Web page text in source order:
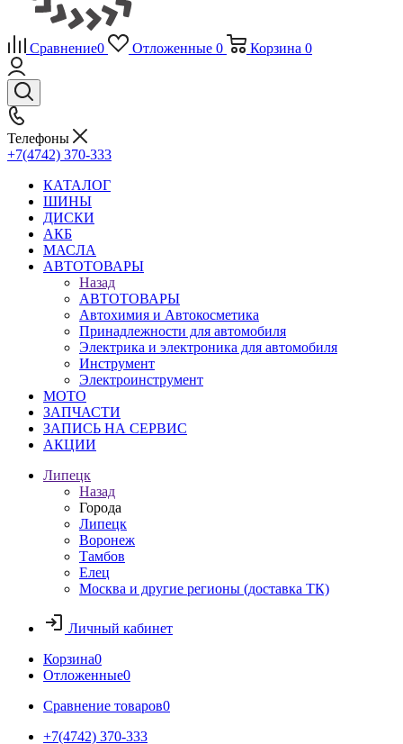
Сравнение0 Отложенные 0 Корзина 0
Телефоны
+7(4742) 370-333
КАТАЛОГ
ШИНЫ
ДИСКИ
АКБ
МАСЛА
АВТОТОВАРЫ
Назад
АВТОТОВАРЫ
Автохимия и Автокосметика
Принадлежности для автомобиля
Электрика и электроника для автомобиля
Инструмент
Электроинструмент
МОТО
ЗАПЧАСТИ
ЗАПИСЬ НА СЕРВИС
АКЦИИ
Липецк
Назад
Города
Липецк
Воронеж
Тамбов
Елец
Москва и другие регионы (доставка ТК)
Личный кабинет
Корзина0
Отложенные0
Сравнение товаров0
+7(4742) 370-333